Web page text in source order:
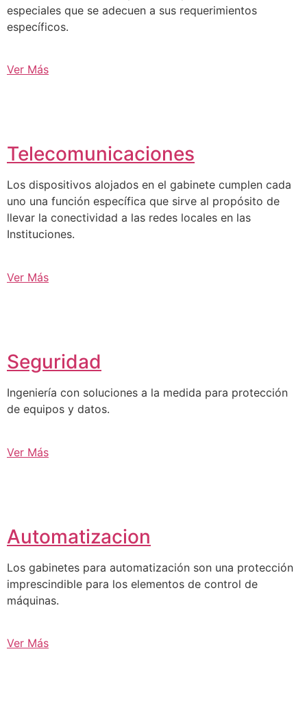
especiales que se adecuen a sus requerimientos
específicos.
Ver Más
Telecomunicaciones
Los dispositivos alojados en el gabinete cumplen cada
uno una función específica que sirve al propósito de
llevar la conectividad a las redes locales en las
Instituciones.
Ver Más
Seguridad
Ingeniería con soluciones a la medida para protección
de equipos y datos.
Ver Más
Automatizacion
Los gabinetes para automatización son una protección
imprescindible para los elementos de control de
máquinas.
Ver Más